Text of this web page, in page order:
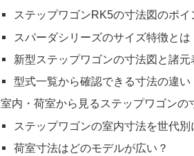
ステップワゴンRK5の寸法図のポイ
スパーダシリーズのサイズ特徴とは
新型ステップワゴンの寸法図と諸元
型式一覧から確認できる寸法の違い
室内・荷室から見るステップワゴンの
ステップワゴンの室内寸法を世代別
荷室寸法はどのモデルが広い？